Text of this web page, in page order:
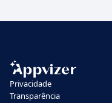
Privacidade
Transparência